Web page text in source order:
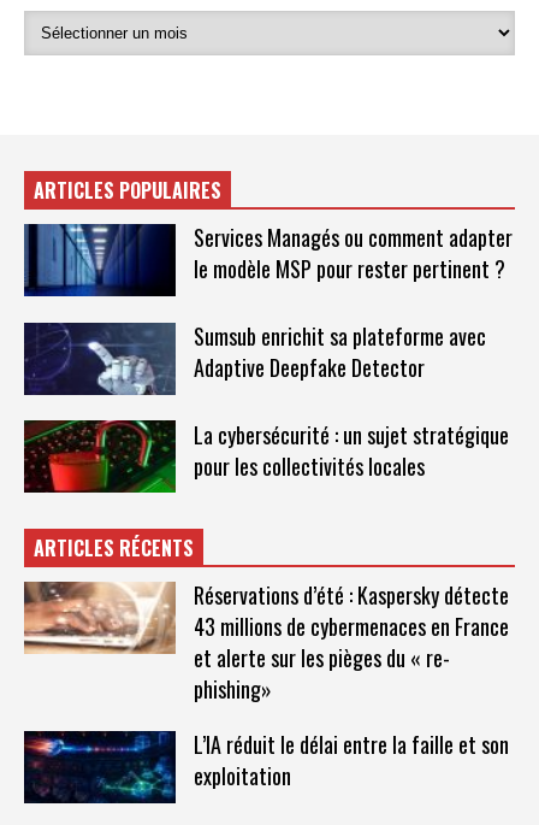
ARTICLES POPULAIRES
Services Managés ou comment adapter
le modèle MSP pour rester pertinent ?
Sumsub enrichit sa plateforme avec
Adaptive Deepfake Detector
La cybersécurité : un sujet stratégique
pour les collectivités locales
ARTICLES RÉCENTS
Réservations d’été : Kaspersky détecte
43 millions de cybermenaces en France
et alerte sur les pièges du « re-
phishing»
L’IA réduit le délai entre la faille et son
exploitation